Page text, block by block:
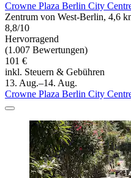
Crowne Plaza Berlin City
Zentrum von West-Berlin, 4,6
8,8/10
Hervorragend
(1.007 Bewertungen)
101 €
inkl. Steuern & Gebühren
13. Aug.–14. Aug.
Crowne Plaza Berlin City